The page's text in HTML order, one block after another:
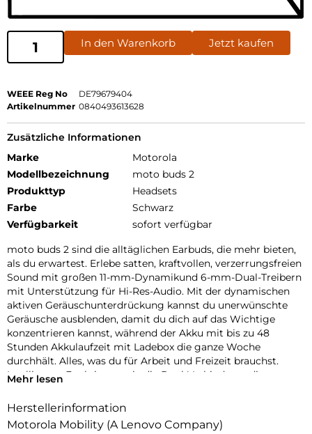
In den Warenkorb Jetzt kaufen
WEEE Reg No
DE79679404
Artikelnummer 0840493613628
Zusätzliche Informationen
Marke
Motorola
Modellbezeichnung
moto buds 2
Produkttyp
Headsets
Farbe
Schwarz
Verfügbarkeit
sofort verfügbar
moto buds 2 sind die alltäglichen Earbuds, die mehr bieten,
als du erwartest. Erlebe satten, kraftvollen, verzerrungsfreien
Sound mit großen 11-mm-Dynamikund 6-mm-Dual-Treibern
mit Unterstützung für Hi-Res-Audio. Mit der dynamischen
aktiven Geräuschunterdrückung kannst du unerwünschte
Geräusche ausblenden, damit du dich auf das Wichtige
konzentrieren kannst, während der Akku mit bis zu 48
Stunden Akkulaufzeit mit Ladebox die ganze Woche
durchhält. Alles, was du für Arbeit und Freizeit brauchst.
Intelligente Funktionen wie die Dual-Verbindung, die
Leben nahtlos, und das leichte, robuste Design ist für den
Mehr lesen
Herstellerinformation
Motorola Mobility (A Lenovo Company)